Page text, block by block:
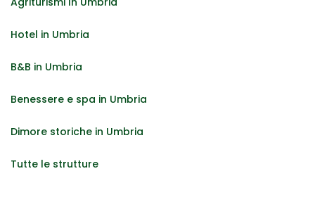
Hotel in Umbria
B&B in Umbria
Benessere e spa in Umbria
Dimore storiche in Umbria
Tutte le strutture